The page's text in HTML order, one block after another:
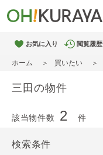
お気に入り 閲覧履歴
ホーム 買いたい
三田の物件
該当物件数 2 件
検索条件